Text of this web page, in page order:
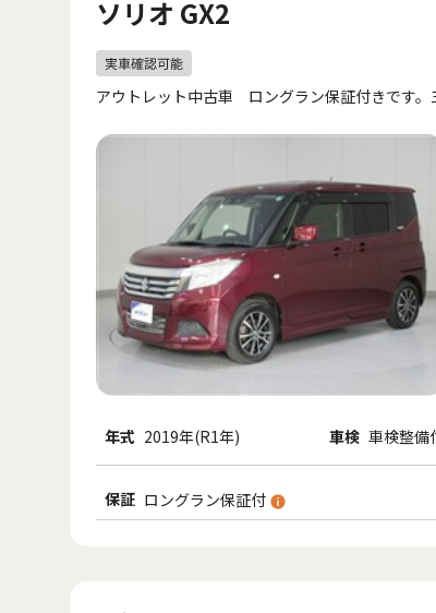
ソリオ GX2
アウトレット中古車 ロングラン保証付きです。
年式 2019年(R1年) 車検 車検整備
保証 ロングラン保証付